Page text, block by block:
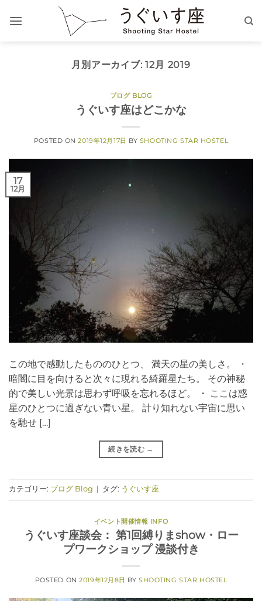
月別アーカイブ:12月 2019
ブログ BLOG
うぐいす座はどこかな
POSTED ON2019年12月17日 BY SHOOTING STAR HOSTEL
17
12月
この地で感動したもののひとつ、 満天の星の美しさ。 ・
暗闇に目を向けると次々に現れる綺羅星たち。 その神秘
的で美しい光景は思わず呼吸を忘れるほど。 ・ ここは惑
星のひとつに過ぎない青い星。 計り知れない宇宙に思い
を馳せ […]
続きを読む →
カテゴリー: ブログ Blog | タグ: うぐいす座
イベント開催情報 INFO
うぐいす座談会： 第1回縛りまshow・ロー
プワークショップ 漫談付き
POSTED ON2019年12月8日 BYSHOOTING STAR HOSTEL